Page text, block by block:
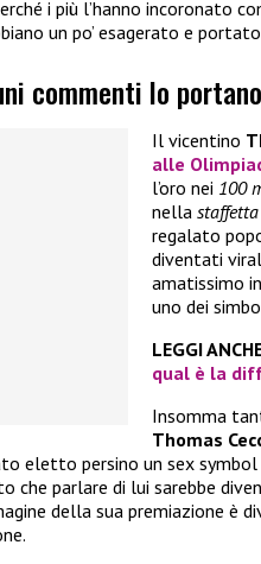
i più l’hanno incoronato
un po’ esagerato e
commenti lo
Il vicentino
alle
l’oro nei 100
nella
regalato
diventati
amatissimo
uno dei
LEGGI
qual è la
Insomma
Thomas
eletto persino un sex
che parlare di lui sarebbe
della sua premiazione è